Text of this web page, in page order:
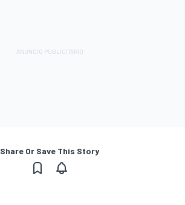
Share Or Save This Story